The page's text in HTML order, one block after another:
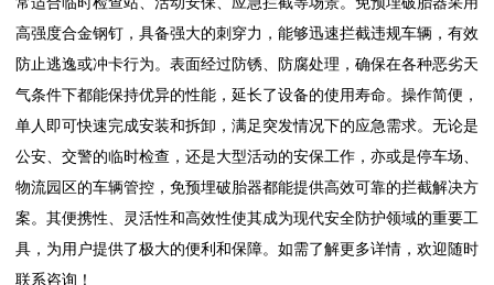
高强度合金钢钉，具备强大的刺穿力，能够迅速拦截违规车辆，有效
防止逃逸或冲卡行为。表面经过防锈、防腐处理，确保在各种恶劣天
气条件下都能保持优异的性能，延长了设备的使用寿命。操作简便，
单人即可快速完成安装和拆卸，满足突发情况下的应急需求。无论是
公安、交警的临时检查，还是大型活动的安保工作，亦或是停车场、
物流园区的车辆管控，免预埋破胎器都能提供高效可靠的拦截解决方
案。其便携性、灵活性和高效性使其成为现代安全防护领域的重要工
具，为用户提供了极大的便利和保障。如需了解更多详情，欢迎随时
联系咨询！